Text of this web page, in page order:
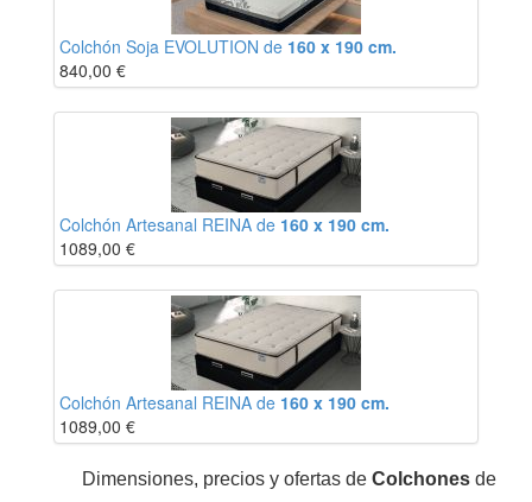
Colchón Soja EVOLUTION de 160 x 190 cm.
840,00 €
Colchón Artesanal REINA de 160 x 190 cm.
1089,00 €
Colchón Artesanal REINA de 160 x 190 cm.
1089,00 €
Dimensiones, precios y ofertas de Colchones de